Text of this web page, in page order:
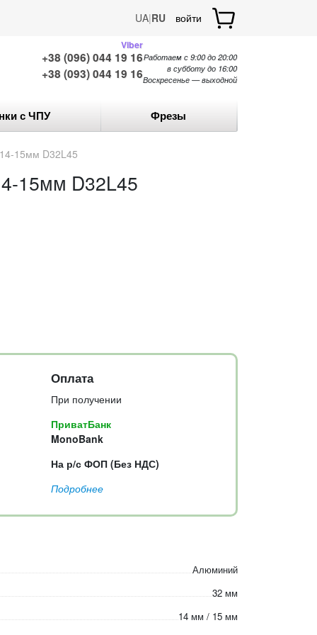
UA|RU войти
+38 (096) 044 19 16
Viber
+38 (093) 044 19 16
Работаем с 9:00 до 20:00
в субботу до 16:00
Воскресенье — выходной
с ЧПУ Фрезы
15мм D32L45
15мм D32L45
Оплата
При получении
ПриватБанк
MonoBank
На р/с ФОП (Без НДС)
Подробнее
Алюминий
32 мм
14 мм / 15 мм